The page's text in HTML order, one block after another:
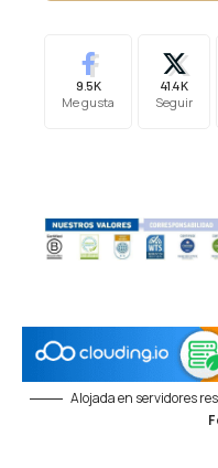
9.5K
Me gusta
41.4K
Seguir
Alojada en servidores